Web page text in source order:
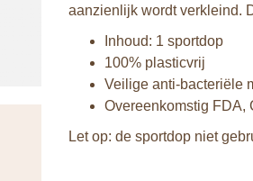
aanzienlijk wordt verkleind.
Inhoud: 1 sportdop
100% plasticvrij
Veilige anti-bacteriële
Overeenkomstig FDA,
Let op: de sportdop niet